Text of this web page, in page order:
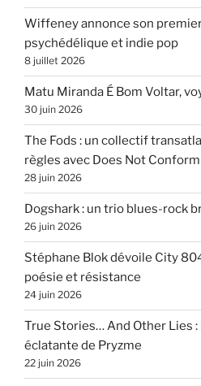
Wiffeney annonce son
psychédélique et indie pop
8 juillet 2026
Matu Miranda É Bom Voltar,
30 juin 2026
The Fods : un collectif
règles avec Does Not
28 juin 2026
Dogshark : un trio blues-rock
26 juin 2026
Stéphane Blok dévoile City
poésie et résistance
24 juin 2026
True Stories… And Other Lies
éclatante de Pryzme
22 juin 2026